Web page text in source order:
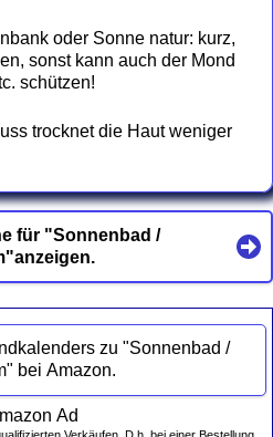
oder Sonne natur: kurz,
sonst kann auch der Mond
schützen!
trocknet die Haut weniger
für "Sonnenbad /
zu "Sonnenbad /
Solarium" bei Amazon.